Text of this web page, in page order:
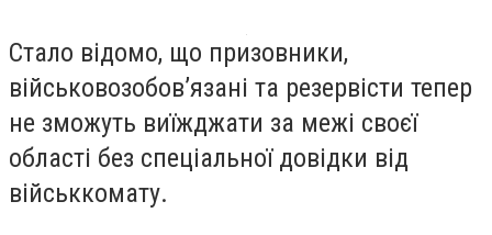
Стало відомо, що призовники,
військовозобов’язані та резервісти тепер
не зможуть виїжджати за межі своєї
області без спеціальної довідки від
військкомату.